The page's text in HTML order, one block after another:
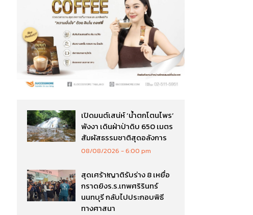
เปิดมนต์เสน่ห์ ‘น้ำตกโตนไพร’
พังงา เดินฝ่าป่าดิบ 650 เมตร
สัมผัสธรรมชาติสุดอลังการ
08/08/2026 6:00 pm
สุดเศร้า!ญาติรับร่าง 8 เหยื่อ
กราดยิงร.ร.เทพศริรินทร์
นนทบุรี กลับไปประกอบพิธี
ทางศาสนา